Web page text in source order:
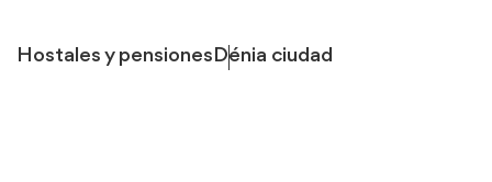
Hostales y pensionesDénia ciudad